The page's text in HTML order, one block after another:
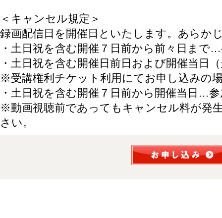
＜キャンセル規定＞
録画配信日を開催日といたします。あらか
・土日祝を含む開催７日前から前々日まで
・土日祝を含む開催日前日および開催当日
※受講権利チケット利用にてお申し込みの
・土日祝を含む開催７日前から開催当日…
※動画視聴前であってもキャンセル料が発
さい。